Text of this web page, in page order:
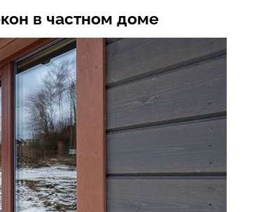
в частном доме